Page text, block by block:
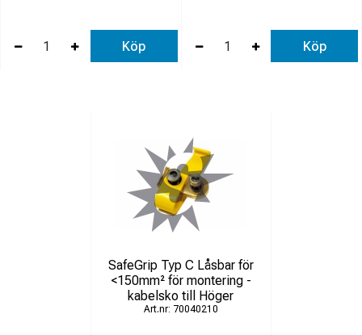
Köp Köp
SafeGrip Typ C Låsbar för
<150mm² för montering -
kabelsko till Höger
70040210